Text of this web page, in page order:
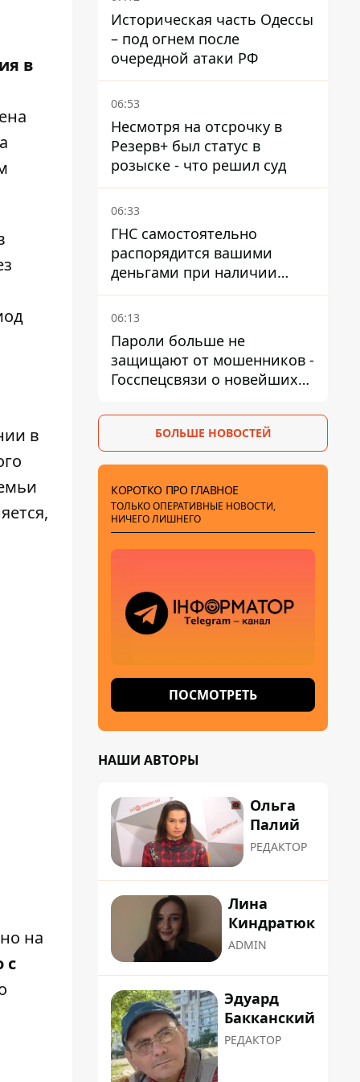
в
в
на
с
Историческая часть Одессы
– под огнем после
очередной атаки РФ
06:53
Несмотря на отсрочку в
Резерв+ был статус в
розыске - что решил суд
06:33
ГНС самостоятельно
распорядится вашими
деньгами при наличии
налогового долга
06:13
Пароли больше не
защищают от мошенников -
Госспецсвязи о новейших
БОЛЬШЕ НОВОСТЕЙ
КОРОТКО ПРО ГЛАВНОЕ
ТОЛЬКО ОПЕРАТИВНЫЕ НОВОСТИ,
НИЧЕГО ЛИШНЕГО
ПОСМОТРЕТЬ
НАШИ АВТОРЫ
Ольга
Палий
РЕДАКТОР
Лина
Киндратюк
ADMIN
Эдуард
Бакканский
РЕДАКТОР